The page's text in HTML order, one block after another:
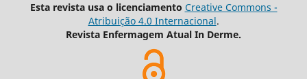
Esta revista usa o licenciamento Creative Commons -
Atribuição 4.0 Internacional.
Revista Enfermagem Atual In Derme.